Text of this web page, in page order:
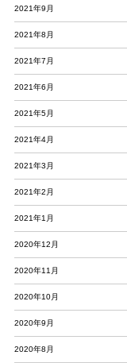
2021年9月
2021年8月
2021年7月
2021年6月
2021年5月
2021年4月
2021年3月
2021年2月
2021年1月
2020年12月
2020年11月
2020年10月
2020年9月
2020年8月